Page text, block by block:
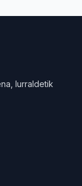
lurraldetik